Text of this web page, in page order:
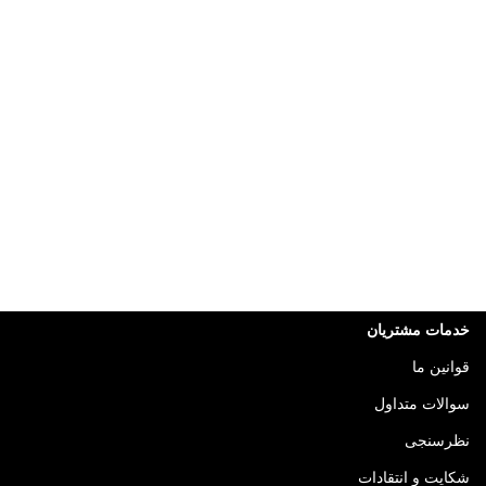
خدمات مشتریان
قوانین ما
سوالات متداول
نظرسنجی
شکایت و انتقادات